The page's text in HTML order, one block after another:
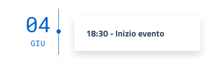
04
GIU
18:30 - Inizio evento